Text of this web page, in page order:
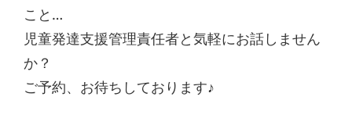
こと…
児童発達支援管理責任者と気軽にお話しません
か？
ご予約、お待ちしております♪